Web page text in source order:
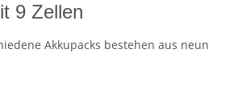
9 Zellen
Akkupacks bestehen aus neun